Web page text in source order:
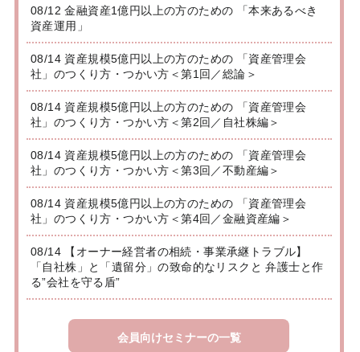
08/12 金融資産1億円以上の方のための 「本来あるべき
資産運用」
08/14 資産規模5億円以上の方のための 「資産管理会
社」のつくり方・つかい方＜第1回／総論＞
08/14 資産規模5億円以上の方のための 「資産管理会
社」のつくり方・つかい方＜第2回／自社株編＞
08/14 資産規模5億円以上の方のための 「資産管理会
社」のつくり方・つかい方＜第3回／不動産編＞
08/14 資産規模5億円以上の方のための 「資産管理会
社」のつくり方・つかい方＜第4回／金融資産編＞
08/14 【オーナー経営者の相続・事業承継トラブル】
「自社株」と「遺留分」の致命的なリスクと 弁護士と作
る”会社を守る盾”
会員向けセミナーの一覧